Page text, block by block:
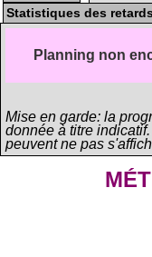
Statistiques des retards
Planning non
Mise en garde: la
donnée à titre
peuvent ne pas